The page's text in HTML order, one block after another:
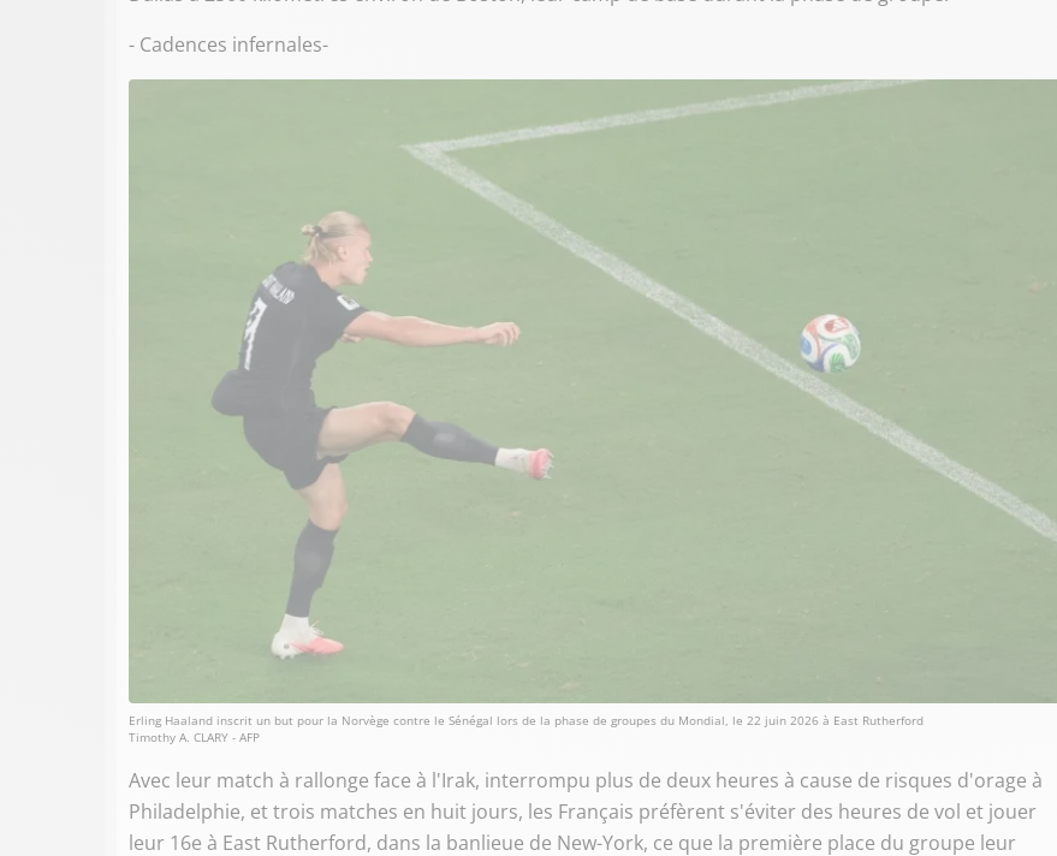
- Cadences infernales-
Erling Haaland inscrit un but pour la Norvège contre le Sénégal lors de la phase de groupes du Mondial, le 22 juin 2026 à East Rutherford
Timothy A. CLARY - AFP
Avec leur match à rallonge face à l'Irak, interrompu plus de deux heures à cause de risques d'orage à
Philadelphie, et trois matches en huit jours, les Français préfèrent s'éviter des heures de vol et jouer
leur 16e à East Rutherford, dans la banlieue de New-York, ce que la première place du groupe leur